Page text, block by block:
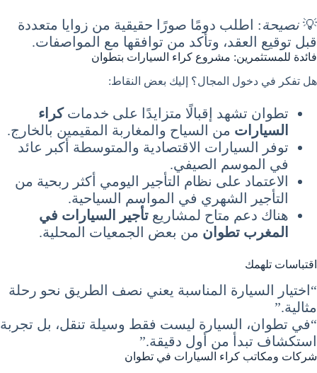
💡 نصيحة: اطلب دومًا صورًا حقيقية من زوايا متعددة
قبل توقيع العقد، وتأكد من توافقها مع المواصفات.
فائدة للمستثمرين: مشروع كراء السيارات بتطوان
هل تفكر في دخول المجال؟ إليك بعض النقاط:
تطوان تشهد إقبالًا متزايدًا على خدماتكراء
السيارات من السياح والمغاربة المقيمين بالخارج.
توفر السيارات الاقتصادية والمتوسطة أكبر عائد
في الموسم الصيفي.
الاعتماد على نظام التأجير اليومي أكثر ربحية من
التأجير الشهري في المواسم السياحية.
هناك دعم متاح لمشاريع تأجير السيارات في
المغرب تطوان من بعض الجمعيات المحلية.
اقتباسات تلهمك
“اختيار السيارة المناسبة يعني نصف الطريق نحو رحلة
مثالية.”
“في تطوان، السيارة ليست فقط وسيلة تنقل، بل تجربة
استكشاف تبدأ من أول دقيقة.”
شركات ومكاتب كراء السيارات في تطوان